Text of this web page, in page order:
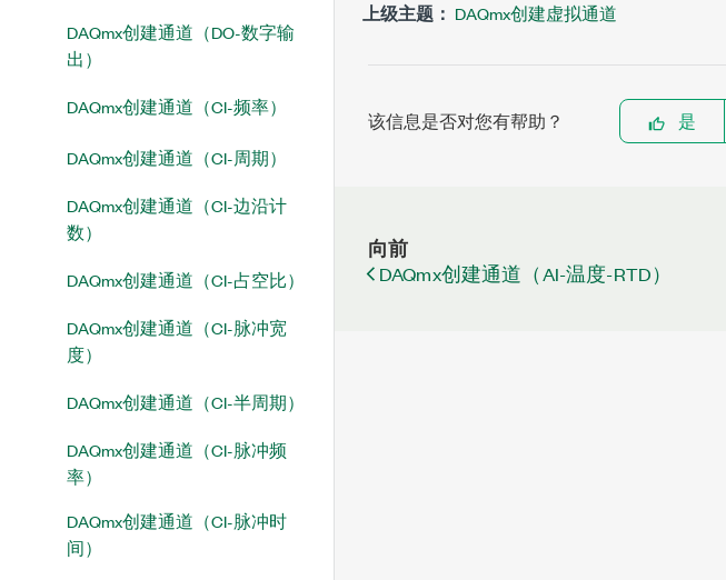
DAQmx创建通道（DO-数字输
出）
DAQmx创建通道（CI-频率）
DAQmx创建通道（CI-周期）
DAQmx创建通道（CI-边沿计
数）
DAQmx创建通道（CI-占空比）
DAQmx创建通道（CI-脉冲宽
度）
DAQmx创建通道（CI-半周期）
DAQmx创建通道（CI-脉冲频
率）
DAQmx创建通道（CI-脉冲时
间）
上级主题： DAQmx创建虚拟通道
该信息是否对您有帮助？ 是
向前
DAQmx创建通道（AI-温度-RTD）